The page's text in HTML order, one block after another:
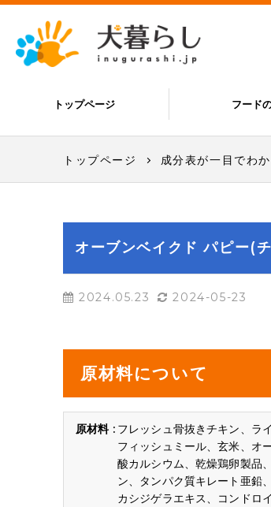
トップページ フード
トップページ 成分表が一目でわ
オーブンベイクド パピー(
2024.05.23 2024-05-23
原材料について
フレッシュ骨抜きチキン、ラ
フィッシュミール、玄米、オ
酸カルシウム、乾燥鶏卵製品
ン、タンパク質キレート亜鉛
カシジゲラエキス、コンドロ